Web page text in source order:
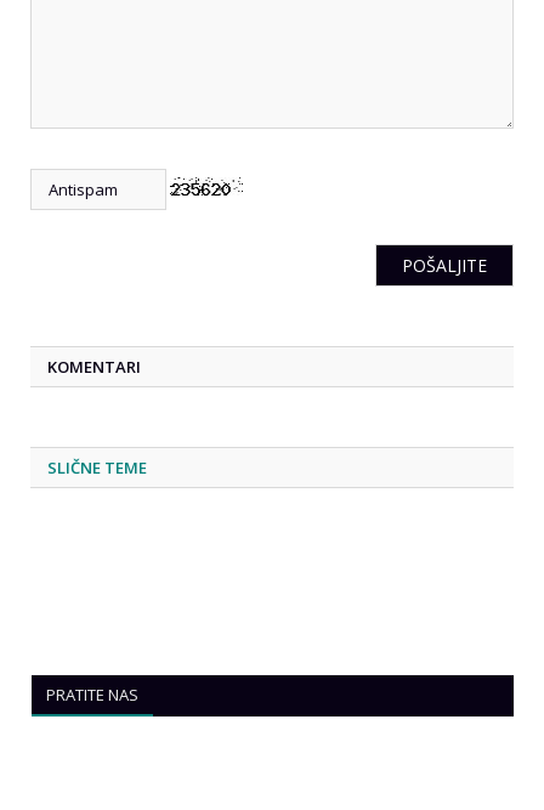
KOMENTARI
SLIČNE TEME
PRATITE NAS